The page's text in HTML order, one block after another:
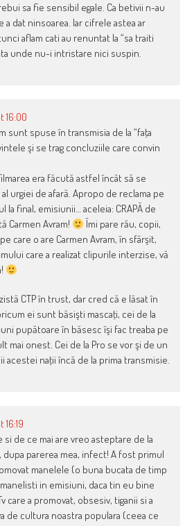
sa fie sensibil egale. Ca betivii n-au
a dat ninsoarea. Iar cifrele astea ar
aflam cati au renuntat la “sa traiti
unde nu-i intristare nici suspin.
16:00
sunt spuse în transmisia de la “faţa
şi se trag concluziile care convin
era făcută astfel încât să se
urgiei de afară. Apropo de reclama pe
final, emisiunii… aceleia: CRAPĂ de
Carmen Avram!
Îmi pare rău, copii,
care o are Carmen Avram, în sfârşit,
care a realizat clipurile interzise, vă
CTP în trust, dar cred că e lăsat în
ei sunt băsişti mascaţi, cei de la
pupătoare în băsesc îşi fac treaba pe
mai onest. Cei de la Pro se vor şi de un
acestei naţii încă de la prima transmisie.
16:19
si de ce mai are vreo asteptare de la
dupa parerea mea, infect! A fost primul
manelele (o buna bucata de timp
in emisiuni, daca tin eu bine
care a promovat, obsesiv, tiganii si a
de cultura noastra populara (ceea ce